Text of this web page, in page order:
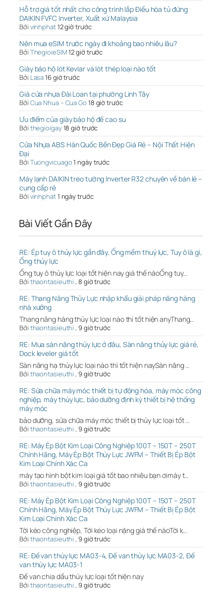
Hỗ trợ giá tốt nhất cho công trình lắp Điều hòa tủ đứng
DAIKIN FVFC Inverter, Xuất xứ Malaysia
Bởi vinhphat12 giờ trước
Nên mua eSIM trước ngày đi khoảng bao nhiêu lâu?
Bởi ThegioieSIM12 giờ trước
Giày bảo hộ lót Kevlar và lót thép loại nào tốt
Bởi Lasa16 giờ trước
Giá cửa nhựa Đài Loan tại phường Linh Tây
Bởi Cua Nhua – Cua Go 18 giờ trước
Ưu điểm của giày bảo hộ đế cao su
Bởi thegioigay18 giờ trước
Cửa Nhựa ABS Hàn Quốc Bền Đẹp Giá Rẻ – Nội Thất Hiện
Đại
Bởi Tuongvicuago1 ngày trước
Máy lạnh DAIKIN treo tường Inverter R32 chuyên về bán lẻ –
cung cấp rẻ
Bởi vinhphat1 ngày trước
Bài Viết Gần Đây
RE: Ép tuy ô thủy lực gần đây, Ống mềm thuỷ lực, Tuy ô là gì,
Ống thủy lực
Ống tuy ô thủy lực loại tốt hiện nay giá thế nàoỐng tuy…
Bởi thaontasieuthi , 8 giờ trước
RE: Thang Nâng Thủy Lực nhập khẩu giải pháp nâng hàng
nhà xưởng
Thang nâng hàng thủy lực loại nào thì tốt hiện anyThang…
Bởi thaontasieuthi , 9 giờ trước
RE: Mua sàn nâng thủy lực ở đâu, Sàn nâng thủy lực giá rẻ,
Dock leveler giá tốt
Sàn nâng hạ thủy lực loại nào thì tốt hiện naySàn nâng …
Bởi thaontasieuthi , 9 giờ trước
RE: Sửa chữa máy móc thiết bị tự động hóa, máy móc công
nghiệp, máy thủy lực, bảo dưỡng định kỳ thiết bị hệ thống
máy móc
bảo dưỡng, sửa chữa máy móc thiết bị thủy lực loại tốt …
Bởi thaontasieuthi , 9 giờ trước
RE: Máy Ép Bột Kim Loại Công Nghiệp 100T – 150T – 250T
Chính Hãng, Máy Ép Bột Thủy Lực JWFM – Thiết Bị Ép Bột
Kim Loại Chính Xác Ca
máy tạo hình bột kim loại giá tốt bao nhiêu bạn ơimáy t…
Bởi thaontasieuthi , 9 giờ trước
RE: Máy Ép Bột Kim Loại Công Nghiệp 100T – 150T – 250T
Chính Hãng, Máy Ép Bột Thủy Lực JWFM – Thiết Bị Ép Bột
Kim Loại Chính Xác Ca
Tời kéo công nghiệp, Tới kéo loại nặng giá thế nàoTời k…
Bởi thaontasieuthi , 9 giờ trước
RE: Đế van thủy lực MA03-4, Đế van thủy lực MA03-2, Đế
van thủy lực MA03-1
Đế van chia dầu thủy lực loại tốt hiện nay
Bởi thaontasieuthi , 9 giờ trước